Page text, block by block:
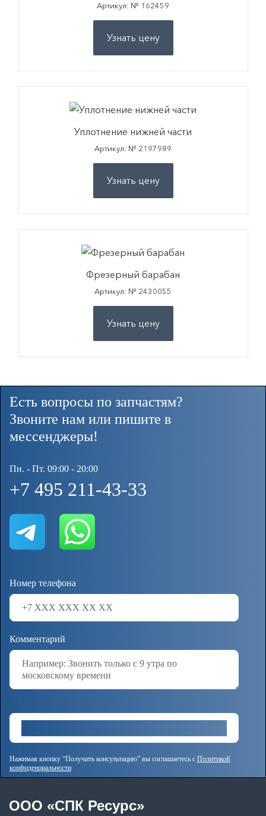
Артикул: № 162459
Узнать цену
Уплотнение нижней части
Артикул: № 2197989
Узнать цену
Фрезерный барабан
Артикул: № 2430055
Узнать цену
Есть вопросы по запчастям?
Звоните нам или пишите в
мессенджеры!
Пн. - Пт. 09:00 - 20:00
+7 495 211-43-33
Номер телефона
Комментарий
Нажимая кнопку “Получить консультацию” вы соглашаетесь с Политикой
конфиденциальности
OOO «СПК Ресурс»